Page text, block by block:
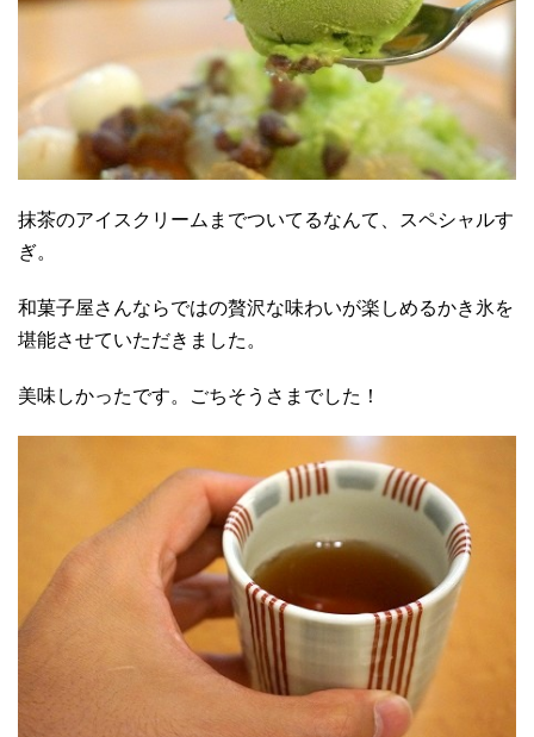
抹茶のアイスクリームまでついてるなんて、スペシャルす
ぎ。
和菓子屋さんならではの贅沢な味わいが楽しめるかき氷を
堪能させていただきました。
美味しかったです。ごちそうさまでした！